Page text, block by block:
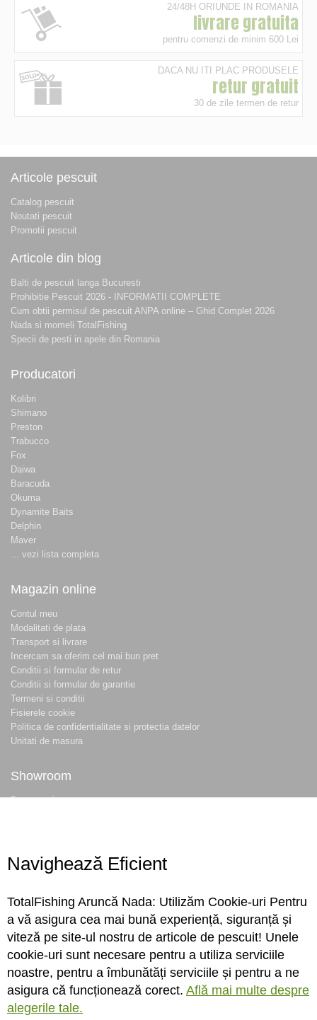
24/48H ORIUNDE IN ROMANIA
livrare gratuita
pentru comenzi de minim 600 Lei
DACA NU ITI PLAC PRODUSELE
retur gratuit
30 de zile termen de retur
Articole pescuit
Catalog pescuit
Noutati pescuit
Promotii pescuit
Articole din blog
Balti de pescuit langa Bucuresti
Prohibitie Pescuit 2026 - INFORMATII COMPLETE
Cum obtii permisul de pescuit ANPA online – Ghid Complet 2026
Nada si momeli TotalFishing
Specii de pesti in apele din Romania
Producatori
Kolibri
Shimano
Preston
Trabucco
Fox
Daiwa
Baracuda
Okuma
Dynamite Baits
Delphin
Maver
... vezi lista completa
Magazin online
Contul meu
Modalitati de plata
Transport si livrare
Incercam sa oferim cel mai bun pret
Conditii si formular de retur
Conditii si formular de garantie
Termeni si conditii
Fisierele cookie
Politica de confidentialitate si protectia datelor
Unitati de masura
Showroom
Despre noi
Conecteaza-te
Sa ne cunoastem mai bine. Vino alaturi de noi pe reteaua ta preferata. Te
asteptam cu stiri, surprize, concursuri, premii ...
Navighează Eficient
TotalFishing Aruncă Nada: Utilizăm Cookie-uri Pentru
a vă asigura cea mai bună experiență, siguranță și
viteză pe site-ul nostru de articole de pescuit! Unele
cookie-uri sunt necesare pentru a utiliza serviciile
noastre, pentru a îmbunătăți serviciile și pentru a ne
asigura că funcționează corect. Află mai multe despre
alegerile tale.